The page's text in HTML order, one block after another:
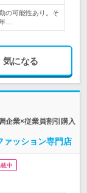
の可能性あり。そ
…
気になる
企業×従業員割引購入
ァッション専門店
中